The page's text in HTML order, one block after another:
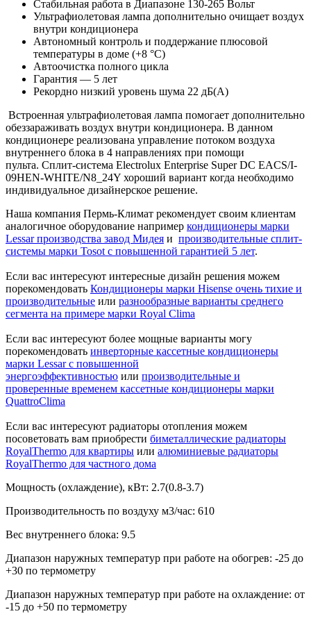
Стабильная работа в Диапазоне 130-265 Вольт
Ультрафиолетовая лампа дополнительно очищает воздух
внутри кондиционера
Автономный контроль и поддержание плюсовой
температуры в доме (+8 °C)
Автоочистка полного цикла
Гарантия — 5 лет
Рекордно низкий уровень шума 22 дБ(А)
Встроенная ультрафиолетовая лампа помогает дополнительно
обеззараживать воздух внутри кондиционера. В данном
кондиционере реализована управление потоком воздуха
внутреннего блока в 4 направлениях при помощи
пульта. Сплит-система Electrolux Enterprise Super DC EACS/I-
09HEN-WHITE/N8_24Y хороший вариант когда необходимо
индивидуальное дизайнерское решение.
Наша компания Пермь-Климат рекомендует своим клиентам
аналогичное оборудование например кондиционеры марки
Lessar производства завод Мидея и производительные сплит-
системы марки Tosot с повышенной гарантией 5 лет.
Если вас интересуют интересные дизайн решения можем
порекомендовать Кондиционеры марки Hisense очень тихие и
производительные или разнообразные варианты среднего
сегмента на примере марки Royal Clima
Если вас интересуют более мощные варианты могу
порекомендовать инверторные кассетные кондиционеры
марки Lessar с повышенной
энергоэффективностью или производительные и
проверенные временем кассетные кондиционеры марки
QuattroClima
Если вас интересуют радиаторы отопления можем
посоветовать вам приобрести биметаллические радиаторы
RoyalThermo для квартиры или алюминиевые радиаторы
RoyalThermo для частного дома
Мощность (охлаждение), кВт: 2.7(0.8-3.7)
Производительность по воздуху м3/час: 610
Вес внутреннего блока: 9.5
Диапазон наружных температур при работе на обогрев: -25 до
+30 по термометру
Диапазон наружных температур при работе на охлаждение: от
-15 до +50 по термометру